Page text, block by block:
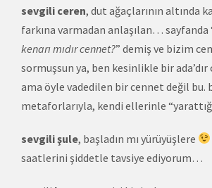
sevgili ceren, dut ağaçlarının altında
farkına varmadan anlaşılan… sayfanda
kenarı mıdır cennet?” demiş ve bizim
sormuşsun ya, ben kesinlikle bir
ama öyle vadedilen bir cennet değil bu.
metaforlarıyla, kendi ellerinle
sevgili şule, başladın mı yürüyüşlere
saatlerini şiddetle tavsiye ediyorum…